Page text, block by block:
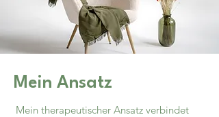
Mein Ansatz
Mein therapeutischer Ansatz verbindet